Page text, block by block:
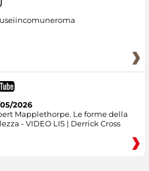
2026
Mapplethorpe. Le forme della
- VIDEO LIS | Derrick Cross